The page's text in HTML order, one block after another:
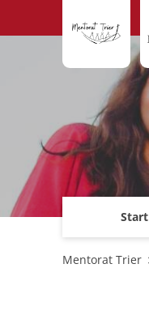
Start
Mentorat Trier